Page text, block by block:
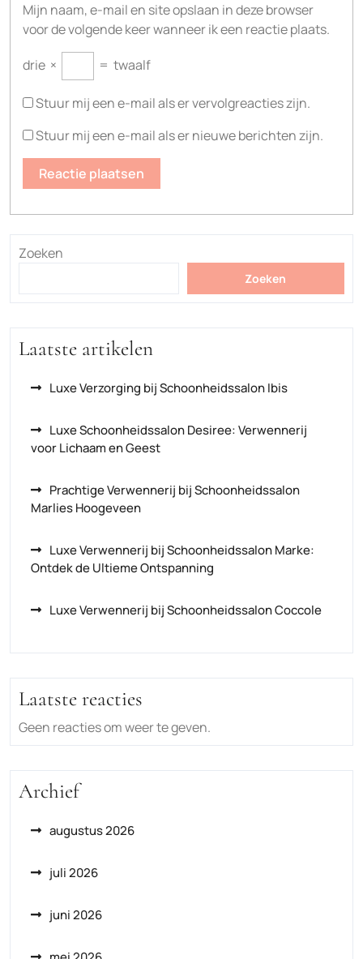
Mijn naam, e-mail en site opslaan in deze browser
voor de volgende keer wanneer ik een reactie plaats.
drie × = twaalf
Stuur mij een e-mail als er vervolgreacties zijn.
Stuur mij een e-mail als er nieuwe berichten zijn.
Zoeken
Zoeken
Laatste artikelen
Luxe Verzorging bij Schoonheidssalon Ibis
Luxe Schoonheidssalon Desiree: Verwennerij
voor Lichaam en Geest
Prachtige Verwennerij bij Schoonheidssalon
Marlies Hoogeveen
Luxe Verwennerij bij Schoonheidssalon Marke:
Ontdek de Ultieme Ontspanning
Luxe Verwennerij bij Schoonheidssalon Coccole
Laatste reacties
Geen reacties om weer te geven.
Archief
augustus 2026
juli 2026
juni 2026